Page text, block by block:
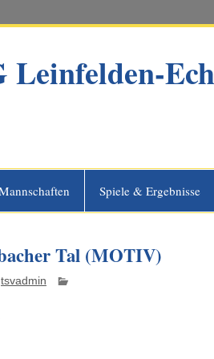
Leinfelden-
Spiele & Ergebnisse
Tal (MOTIV)
tsvadmin